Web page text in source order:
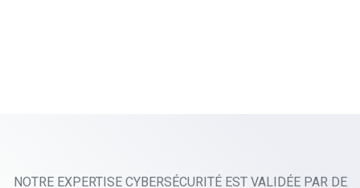
NOTRE EXPERTISE CYBERSÉCURITÉ EST VALIDÉE PAR DE